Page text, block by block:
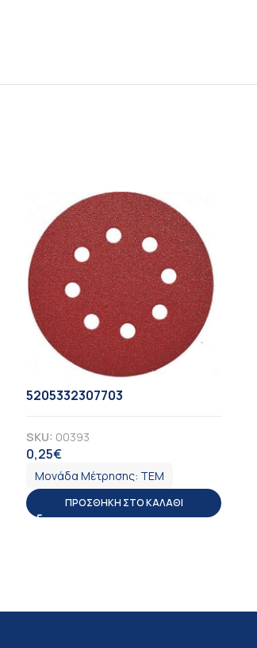
5205332307703
SKU: 00393
0,25€
Μονάδα Μέτρησης: ΤΕΜ
ΠΡΟΣΘΉΚΗ ΣΤΟ ΚΑΛΆΘΙ